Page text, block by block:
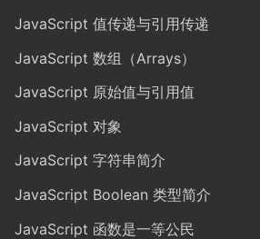
JavaScript 值传递与引用传递
JavaScript 数组（Arrays）
JavaScript 原始值与引用值
JavaScript 对象
JavaScript 字符串简介
JavaScript Boolean 类型简介
JavaScript 函数是一等公民